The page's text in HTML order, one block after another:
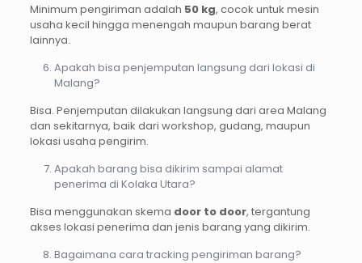
Minimum pengiriman adalah 50 kg, cocok untuk mesin
usaha kecil hingga menengah maupun barang berat
lainnya.
Apakah bisa penjemputan langsung dari lokasi di
Malang?
Bisa. Penjemputan dilakukan langsung dari area Malang
dan sekitarnya, baik dari workshop, gudang, maupun
lokasi usaha pengirim.
Apakah barang bisa dikirim sampai alamat
penerima di Kolaka Utara?
Bisa menggunakan skema door to door, tergantung
akses lokasi penerima dan jenis barang yang dikirim.
Bagaimana cara tracking pengiriman barang?